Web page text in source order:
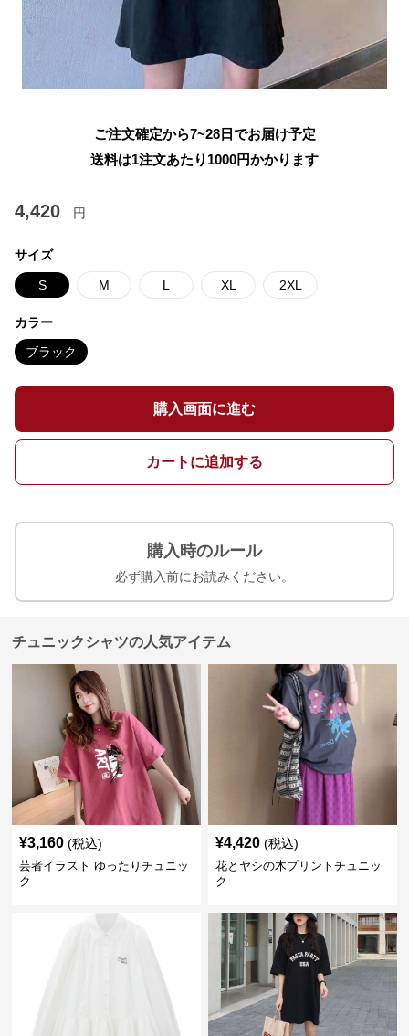
ご注文確定から7~28日でお届け予定
送料は1注文あたり 1000円かかります
4,420 円
サイズ
S M L XL 2XL
カラー
ブラック
購入画面に進む
カートに追加する
購入時のルール
必ず購入前にお読みください。
チュニックシャツの人気アイテム
¥3,160 (税込)
芸者イラスト ゆったりチュニッ
ク
¥4,420 (税込)
花とヤシの木プリントチュニッ
ク